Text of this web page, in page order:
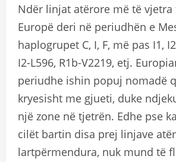
Ndër linjat atërore më të vjetra
Europë deri në periudhën e
haplogrupet C, I, F, më pas I1,
I2-L596, R1b-V2219, etj.
periudhe ishin popuj nomadë
kryesisht me gjueti, duke
një zone në tjetrën. Edhe pse
cilët bartin disa prej linjave
lartpërmendura, nuk mund të